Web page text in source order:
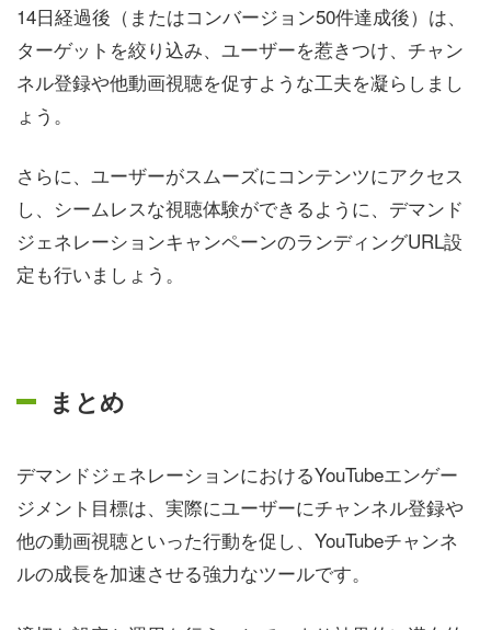
14日経過後（またはコンバージョン50件達成後）は、
ターゲットを絞り込み、ユーザーを惹きつけ、チャン
ネル登録や他動画視聴を促すような工夫を凝らしまし
ょう。
さらに、ユーザーがスムーズにコンテンツにアクセス
し、シームレスな視聴体験ができるように、デマンド
ジェネレーションキャンペーンのランディングURL設
定も行いましょう。
まとめ
デマンドジェネレーションにおけるYouTubeエンゲー
ジメント目標は、実際にユーザーにチャンネル登録や
他の動画視聴といった行動を促し、YouTubeチャンネ
ルの成長を加速させる強力なツールです。